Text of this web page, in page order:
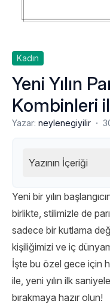
Kadın
Yeni Yılın
Kombinleri
Yazar: neylenegiyilir ·
Yazının İçeriği
Yeni bir yılın
birlikte, stilimizle de
sadece bir kutlama
kişiliğimizi ve iç
İşte bu özel gece için
ile, yeni yılın ilk
bırakmaya hazır olun!